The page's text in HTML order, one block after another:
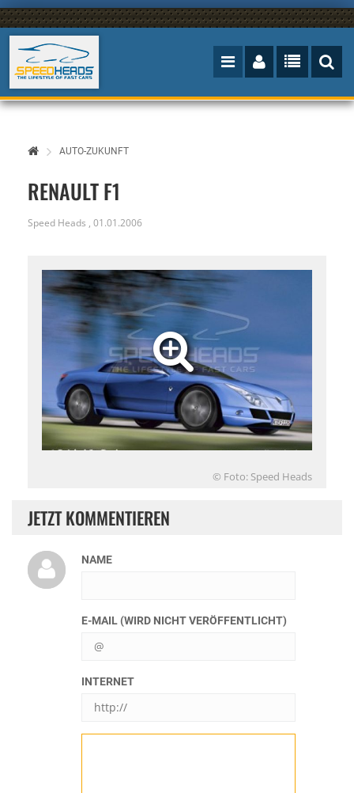
AUTO-ZUKUNFT
RENAULT F1
Speed Heads , 01.01.2006
© Foto: Speed Heads
JETZT KOMMENTIEREN
NAME
E-MAIL (WIRD NICHT VERÖFFENTLICHT)
INTERNET